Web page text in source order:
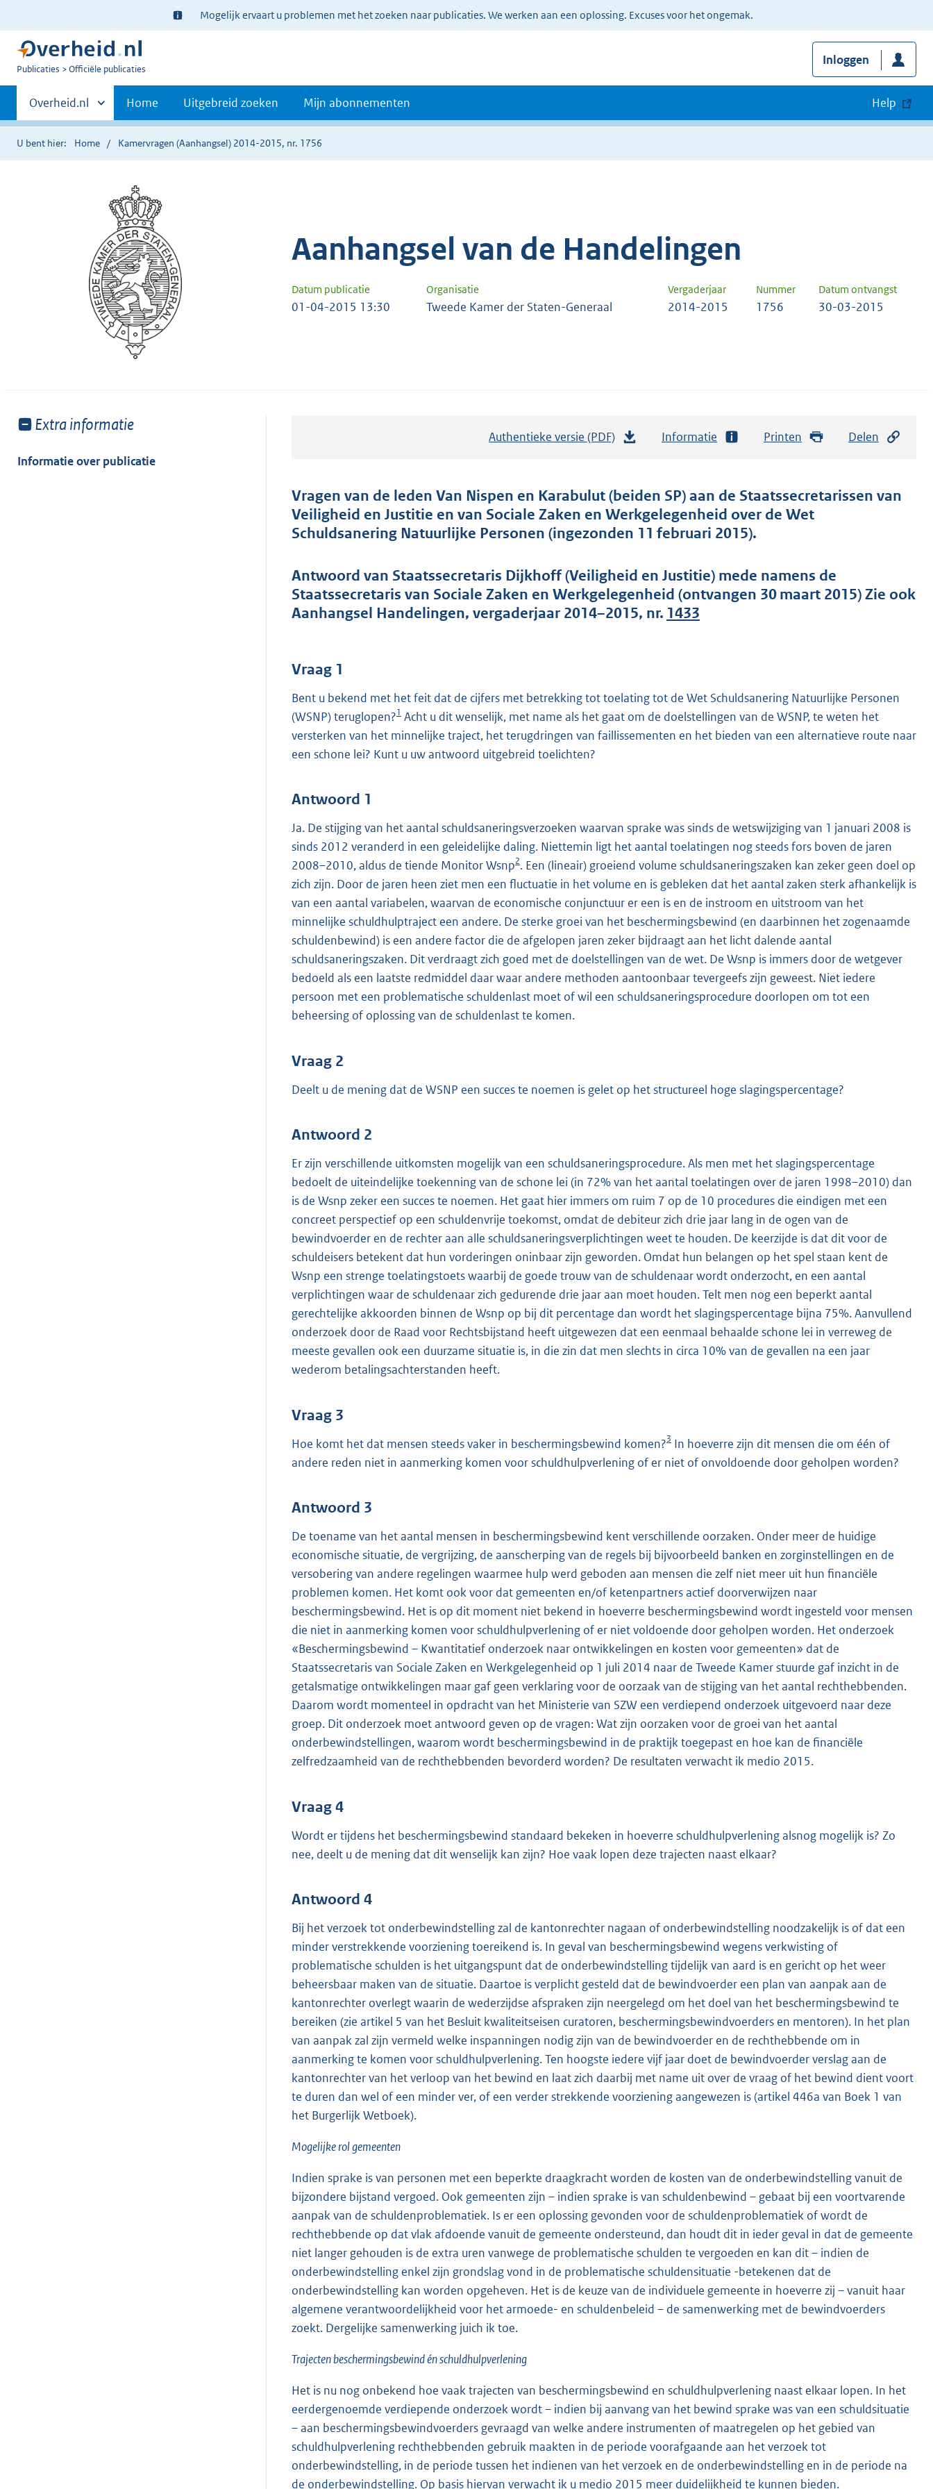
Ter
informatie:
Mogelijk ervaart u problemen met het zoeken naar publicaties. We werken aan een oplossing. Excuses voor het ongemak.
U
Publicaties Officiële publicaties
Inloggen
Primaire
navigatie
Andere
sites
binnen
Overheid.nl Home Uitgebreid zoeken Mijn abonnementen Help
U bent hier: Home Kamervragen (Aanhangsel) 2014-2015, nr. 1756
Aanhangsel van de Handelingen
Datum publicatie Organisatie Vergaderjaar Nummer Datum ontvangst
01-04-2015 13:30 Tweede Kamer der Staten-Generaal 2014-2015 1756 30-03-2015
Toon
van:
Extra informatie
Informatie over publicatie
Authentieke versie (PDF)
t
a
n
r
e
:
5
Informatie Printen Delen
Vragen van de leden Van Nispen en Karabulut (beiden SP) aan de Staatssecretarissen van
Veiligheid en Justitie en van Sociale Zaken en Werkgelegenheid over de Wet
Schuldsanering Natuurlijke Personen (ingezonden 11 februari 2015).
Antwoord van Staatssecretaris Dijkhoff (Veiligheid en Justitie) mede namens de
Staatssecretaris van Sociale Zaken en Werkgelegenheid (ontvangen 30 maart 2015) Zie ook
Aanhangsel Handelingen, vergaderjaar 2014–2015, nr. 1433
Vraag 1
Bent u bekend met het feit dat de cijfers met betrekking tot toelating tot de Wet Schuldsanering Natuurlijke Personen
(WSNP) teruglopen?1 Acht u dit wenselijk, met name als het gaat om de doelstellingen van de WSNP, te weten het
versterken van het minnelijke traject, het terugdringen van faillissementen en het bieden van een alternatieve route naar
een schone lei? Kunt u uw antwoord uitgebreid toelichten?
Antwoord 1
Ja. De stijging van het aantal schuldsaneringsverzoeken waarvan sprake was sinds de wetswijziging van 1 januari 2008 is
sinds 2012 veranderd in een geleidelijke daling. Niettemin ligt het aantal toelatingen nog steeds fors boven de jaren
2008–2010, aldus de tiende Monitor Wsnp2. Een (lineair) groeiend volume schuldsaneringszaken kan zeker geen doel op
zich zijn. Door de jaren heen ziet men een fluctuatie in het volume en is gebleken dat het aantal zaken sterk afhankelijk is
van een aantal variabelen, waarvan de economische conjunctuur er een is en de instroom en uitstroom van het
minnelijke schuldhulptraject een andere. De sterke groei van het beschermingsbewind (en daarbinnen het zogenaamde
schuldenbewind) is een andere factor die de afgelopen jaren zeker bijdraagt aan het licht dalende aantal
schuldsaneringszaken. Dit verdraagt zich goed met de doelstellingen van de wet. De Wsnp is immers door de wetgever
bedoeld als een laatste redmiddel daar waar andere methoden aantoonbaar tevergeefs zijn geweest. Niet iedere
persoon met een problematische schuldenlast moet of wil een schuldsaneringsprocedure doorlopen om tot een
beheersing of oplossing van de schuldenlast te komen.
Vraag 2
Deelt u de mening dat de WSNP een succes te noemen is gelet op het structureel hoge slagingspercentage?
Antwoord 2
Er zijn verschillende uitkomsten mogelijk van een schuldsaneringsprocedure. Als men met het slagingspercentage
bedoelt de uiteindelijke toekenning van de schone lei (in 72% van het aantal toelatingen over de jaren 1998–2010) dan
is de Wsnp zeker een succes te noemen. Het gaat hier immers om ruim 7 op de 10 procedures die eindigen met een
concreet perspectief op een schuldenvrije toekomst, omdat de debiteur zich drie jaar lang in de ogen van de
bewindvoerder en de rechter aan alle schuldsaneringsverplichtingen weet te houden. De keerzijde is dat dit voor de
schuldeisers betekent dat hun vorderingen oninbaar zijn geworden. Omdat hun belangen op het spel staan kent de
Wsnp een strenge toelatingstoets waarbij de goede trouw van de schuldenaar wordt onderzocht, en een aantal
verplichtingen waar de schuldenaar zich gedurende drie jaar aan moet houden. Telt men nog een beperkt aantal
gerechtelijke akkoorden binnen de Wsnp op bij dit percentage dan wordt het slagingspercentage bijna 75%. Aanvullend
onderzoek door de Raad voor Rechtsbijstand heeft uitgewezen dat een eenmaal behaalde schone lei in verreweg de
meeste gevallen ook een duurzame situatie is, in die zin dat men slechts in circa 10% van de gevallen na een jaar
wederom betalingsachterstanden heeft.
Vraag 3
Hoe komt het dat mensen steeds vaker in beschermingsbewind komen?3 In hoeverre zijn dit mensen die om één of
andere reden niet in aanmerking komen voor schuldhulpverlening of er niet of onvoldoende door geholpen worden?
Antwoord 3
De toename van het aantal mensen in beschermingsbewind kent verschillende oorzaken. Onder meer de huidige
economische situatie, de vergrijzing, de aanscherping van de regels bij bijvoorbeeld banken en zorginstellingen en de
versobering van andere regelingen waarmee hulp werd geboden aan mensen die zelf niet meer uit hun financiële
problemen komen. Het komt ook voor dat gemeenten en/of ketenpartners actief doorverwijzen naar
beschermingsbewind. Het is op dit moment niet bekend in hoeverre beschermingsbewind wordt ingesteld voor mensen
die niet in aanmerking komen voor schuldhulpverlening of er niet voldoende door geholpen worden. Het onderzoek
«Beschermingsbewind – Kwantitatief onderzoek naar ontwikkelingen en kosten voor gemeenten» dat de
Staatssecretaris van Sociale Zaken en Werkgelegenheid op 1 juli 2014 naar de Tweede Kamer stuurde gaf inzicht in de
getalsmatige ontwikkelingen maar gaf geen verklaring voor de oorzaak van de stijging van het aantal rechthebbenden.
Daarom wordt momenteel in opdracht van het Ministerie van SZW een verdiepend onderzoek uitgevoerd naar deze
groep. Dit onderzoek moet antwoord geven op de vragen: Wat zijn oorzaken voor de groei van het aantal
onderbewindstellingen, waarom wordt beschermingsbewind in de praktijk toegepast en hoe kan de financiële
zelfredzaamheid van de rechthebbenden bevorderd worden? De resultaten verwacht ik medio 2015.
Vraag 4
Wordt er tijdens het beschermingsbewind standaard bekeken in hoeverre schuldhulpverlening alsnog mogelijk is? Zo
nee, deelt u de mening dat dit wenselijk kan zijn? Hoe vaak lopen deze trajecten naast elkaar?
Antwoord 4
Bij het verzoek tot onderbewindstelling zal de kantonrechter nagaan of onderbewindstelling noodzakelijk is of dat een
minder verstrekkende voorziening toereikend is. In geval van beschermingsbewind wegens verkwisting of
problematische schulden is het uitgangspunt dat de onderbewindstelling tijdelijk van aard is en gericht op het weer
beheersbaar maken van de situatie. Daartoe is verplicht gesteld dat de bewindvoerder een plan van aanpak aan de
kantonrechter overlegt waarin de wederzijdse afspraken zijn neergelegd om het doel van het beschermingsbewind te
bereiken (zie artikel 5 van het Besluit kwaliteitseisen curatoren, beschermingsbewindvoerders en mentoren). In het plan
van aanpak zal zijn vermeld welke inspanningen nodig zijn van de bewindvoerder en de rechthebbende om in
aanmerking te komen voor schuldhulpverlening. Ten hoogste iedere vijf jaar doet de bewindvoerder verslag aan de
kantonrechter van het verloop van het bewind en laat zich daarbij met name uit over de vraag of het bewind dient voort
te duren dan wel of een minder ver, of een verder strekkende voorziening aangewezen is (artikel 446a van Boek 1 van
het Burgerlijk Wetboek).
Mogelijke rol gemeenten
Indien sprake is van personen met een beperkte draagkracht worden de kosten van de onderbewindstelling vanuit de
bijzondere bijstand vergoed. Ook gemeenten zijn – indien sprake is van schuldenbewind – gebaat bij een voortvarende
aanpak van de schuldenproblematiek. Is er een oplossing gevonden voor de schuldenproblematiek of wordt de
rechthebbende op dat vlak afdoende vanuit de gemeente ondersteund, dan houdt dit in ieder geval in dat de gemeente
niet langer gehouden is de extra uren vanwege de problematische schulden te vergoeden en kan dit – indien de
onderbewindstelling enkel zijn grondslag vond in de problematische schuldensituatie -betekenen dat de
onderbewindstelling kan worden opgeheven. Het is de keuze van de individuele gemeente in hoeverre zij – vanuit haar
algemene verantwoordelijkheid voor het armoede- en schuldenbeleid – de samenwerking met de bewindvoerders
zoekt. Dergelijke samenwerking juich ik toe.
Trajecten beschermingsbewind én schuldhulpverlening
Het is nu nog onbekend hoe vaak trajecten van beschermingsbewind en schuldhulpverlening naast elkaar lopen. In het
eerdergenoemde verdiepende onderzoek wordt – indien bij aanvang van het bewind sprake was van een schuldsituatie
– aan beschermingsbewindvoerders gevraagd van welke andere instrumenten of maatregelen op het gebied van
schuldhulpverlening rechthebbenden gebruik maakten in de periode voorafgaande aan het verzoek tot
onderbewindstelling, in de periode tussen het indienen van het verzoek en de onderbewindstelling en in de periode na
de onderbewindstelling. Op basis hiervan verwacht ik u medio 2015 meer duidelijkheid te kunnen bieden.